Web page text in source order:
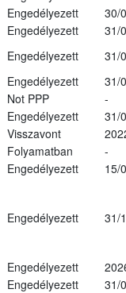
Engedélyezett
30/
Engedélyezett
31/
Engedélyezett
31/
Engedélyezett
31/
Not PPP
-
Engedélyezett
31/
Visszavont
Folyamatban
-
Engedélyezett
15/
Engedélyezett 31/
Engedélyezett
Engedélyezett
31/